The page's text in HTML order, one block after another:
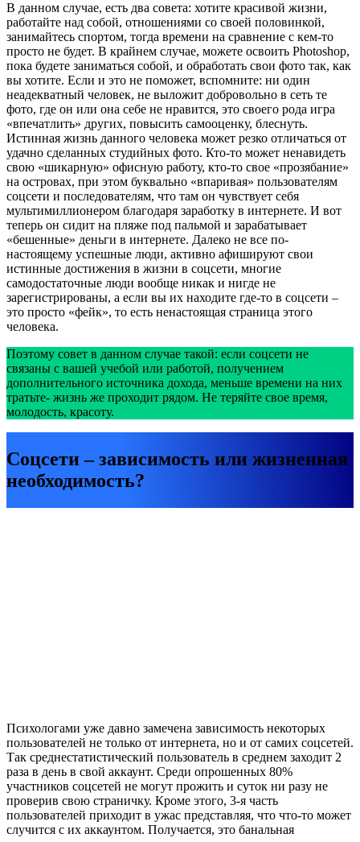
В данном случае, есть два совета: хотите красивой жизни,
работайте над собой, отношениями со своей половинкой,
занимайтесь спортом, тогда времени на сравнение с кем-то
просто не будет. В крайнем случае, можете освоить Photoshop,
пока будете заниматься собой, и обработать свои фото так, как
вы хотите. Если и это не поможет, вспомните: ни один
неадекватный человек, не выложит добровольно в сеть те
фото, где он или она себе не нравится, это своего рода игра
«впечатлить» других, повысить самооценку, блеснуть.
Истинная жизнь данного человека может резко отличаться от
удачно сделанных студийных фото. Кто-то может ненавидеть
свою «шикарную» офисную работу, кто-то свое «прозябание»
на островах, при этом буквально «впаривая» пользователям
соцсети и последователям, что там он чувствует себя
мультимиллионером благодаря заработку в интернете. И вот
теперь он сидит на пляже под пальмой и зарабатывает
«бешенные» деньги в интернете. Далеко не все по-
настоящему успешные люди, активно афишируют свои
истинные достижения в жизни в соцсети, многие
самодостаточные люди вообще никак и нигде не
зарегистрированы, а если вы их находите где-то в соцсети –
это просто «фейк», то есть ненастоящая страница этого
человека.
Поэтому совет в данном случае такой: если соцсети не
связаны с вашей учебой или работой, получением
дополнительного источника дохода, меньше времени на них
тратьте- жизнь же проходит рядом. Не теряйте свое время,
молодость, красоту.
Соцсети – зависимость или жизненная
необходимость?
Психологами уже давно замечена зависимость некоторых
пользователей не только от интернета, но и от самих соцсетей.
Так среднестатистический пользователь в среднем заходит 2
раза в день в свой аккаунт. Среди опрошенных 80%
участников соцсетей не могут прожить и суток ни разу не
проверив свою страничку. Кроме этого, 3-я часть
пользователей приходит в ужас представляя, что что-то может
случится с их аккаунтом. Получается, это банальная